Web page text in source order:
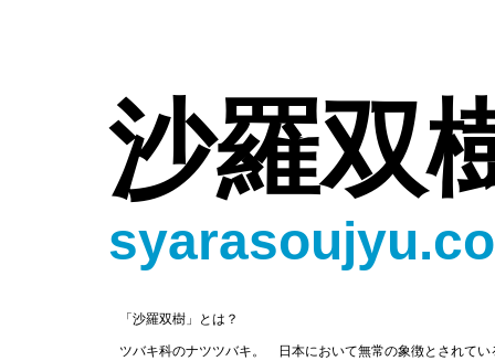
沙羅双
「沙羅双樹」とは？
ツバキ科のナツツバキ。 日本において無常の象徴とされてい